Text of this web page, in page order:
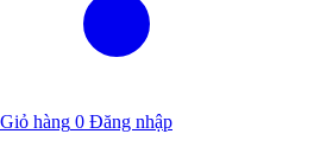
Giỏ hàng 0 Đăng nhập